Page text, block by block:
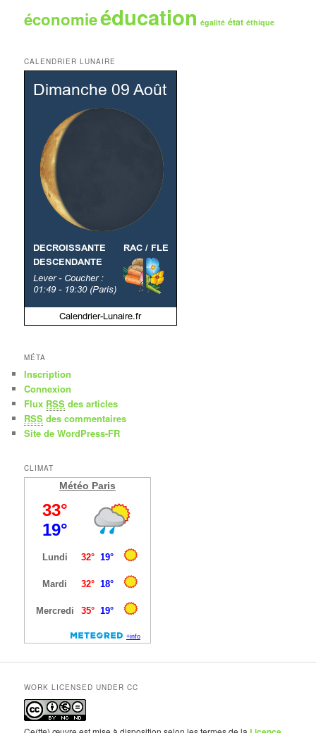
économieéducation égalité état éthique
CALENDRIER LUNAIRE
MÉTA
Inscription
Connexion
Flux RSS des articles
RSS des commentaires
Site de WordPress-FR
CLIMAT
Météo Paris
WORK LICENSED UNDER CC